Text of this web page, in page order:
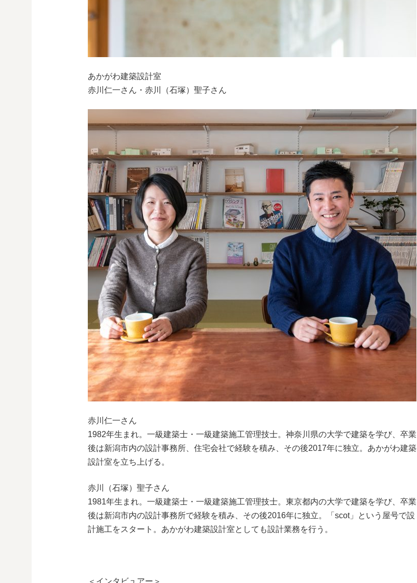
あかがわ建築設計室
赤川仁一さん・赤川（石塚）聖子さん
赤川仁一さん
1982年生まれ。一級建築士・一級建築施工管理技士。神奈川県の大学で建築を学び、卒業
後は新潟市内の設計事務所、住宅会社で経験を積み、その後2017年に独立。あかがわ建築
設計室を立ち上げる。
赤川（石塚）聖子さん
1981年生まれ。一級建築士・一級建築施工管理技士。東京都内の大学で建築を学び、卒業
後は新潟市内の設計事務所で経験を積み、その後2016年に独立。「scot」という屋号で設
計施工をスタート。あかがわ建築設計室としても設計業務を行う。
＜インタビュアー＞